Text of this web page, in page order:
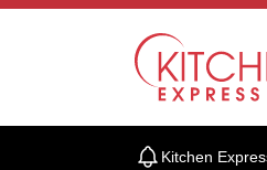
Kitchen